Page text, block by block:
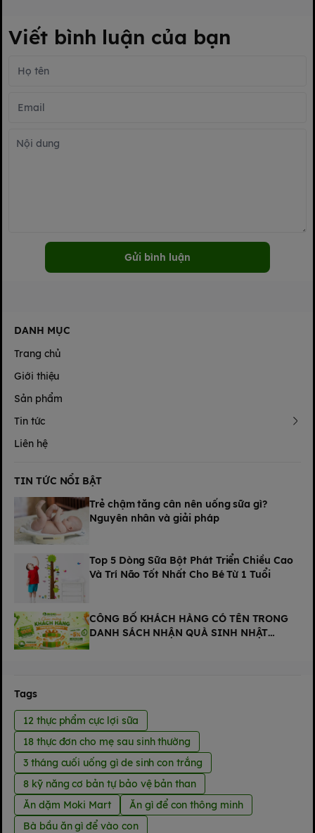
Viết bình luận của bạn
Gửi bình luận
DANH MỤC
Trang chủ
Giới thiệu
Sản phẩm
Tin tức
Liên hệ
TIN TỨC NỔI BẬT
Trẻ chậm tăng cân nên uống sữa gì?
Nguyên nhân và giải pháp
Top 5 Dòng Sữa Bột Phát Triển Chiều Cao
Và Trí Não Tốt Nhất Cho Bé Từ 1 Tuổi
CÔNG BỐ KHÁCH HÀNG CÓ TÊN TRONG
DANH SÁCH NHẬN QUÀ SINH NHẬT
Tags
12 thực phẩm cực lợi sữa
18 thực đơn cho mẹ sau sinh thường
3 tháng cuối uống gì de sinh con trắng
8 kỹ năng cơ bản tự bảo vệ bản than
Ăn dặm Moki Mart
Ăn gì để con thông minh
Bà bầu ăn gì để vào con